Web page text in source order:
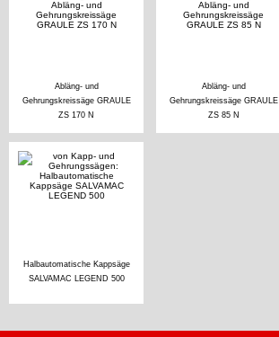
Abläng- und
Gehrungskreissäge GRAULE
ZS 170 N
Abläng- und
Gehrungskreissäge GRAULE
ZS 85 N
Halbautomatische Kappsäge
SALVAMAC LEGEND 500